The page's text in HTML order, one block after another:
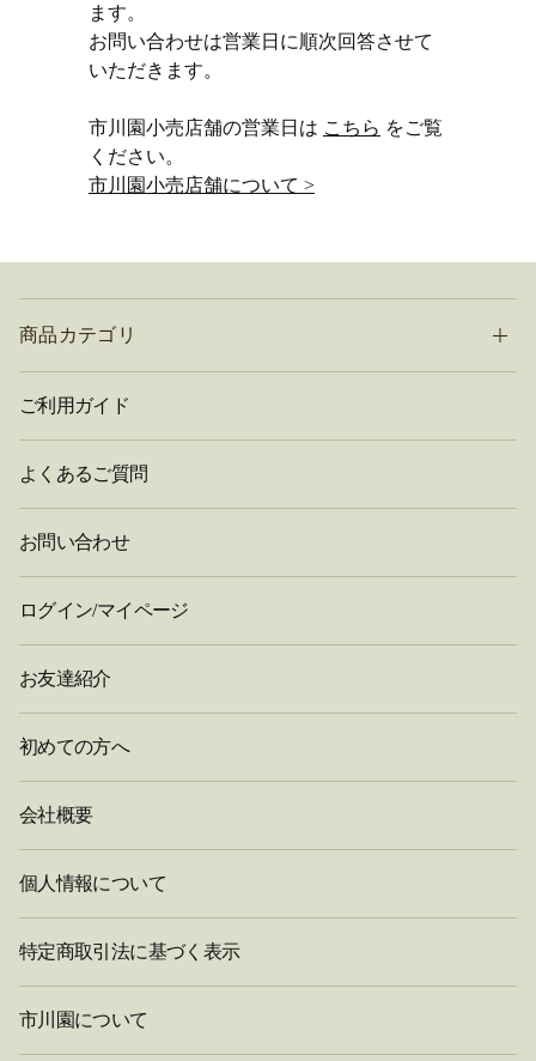
ます。
お問い合わせは営業日に順次回答させて
いただきます。
市川園小売店舗の営業日は こちら をご覧
ください。
市川園小売店舗について >
商品カテゴリ
ご利用ガイド
よくあるご質問
お問い合わせ
ログイン/マイページ
お友達紹介
初めての方へ
会社概要
個人情報について
特定商取引法に基づく表示
市川園について